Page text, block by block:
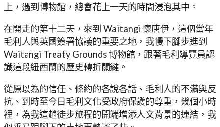
上，遇到博物館，總會花上一天的時間浸泡其中。
在開走的第十二天，來到 Waitangi 懷唐伊，這個當年
毛利人與英國簽署協議的重要之地，我慢下腳步進到
Waitangi Treaty Grounds 博物館，跟著毛利導覽員認
識這段紐西蘭的歷史轉折關鍵。
從原以為的信任、條約的各說各話、毛利人的不滿與反
抗、到時至今日毛利文化受政府保護的尊重，幾個小時
裡，為我這趟徒步旅程的開端增添人文背景的連結，我